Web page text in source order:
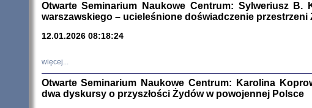
'z
Józef Zelkowicz,
Otwarte Seminarium Naukowe Centrum: Sylweriusz B.
warszawskiego – ucieleśnione doświadczenie przestrzeni
12.01.2026 08:18:24
więcej...
Otwarte Seminarium Naukowe Centrum: Karolina
dwa dyskursy o przyszłości Żydów w powojennej Polsce